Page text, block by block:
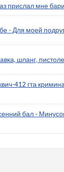
прислал мне
- Для моей
шланг,
412 гта
бал -